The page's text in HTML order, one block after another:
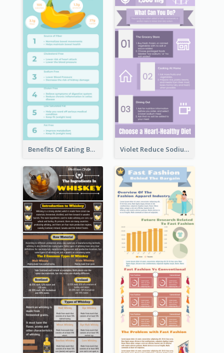
Benefits Of Eating Banana Infographic Violet Reduce Sodium Infographic Idea Design